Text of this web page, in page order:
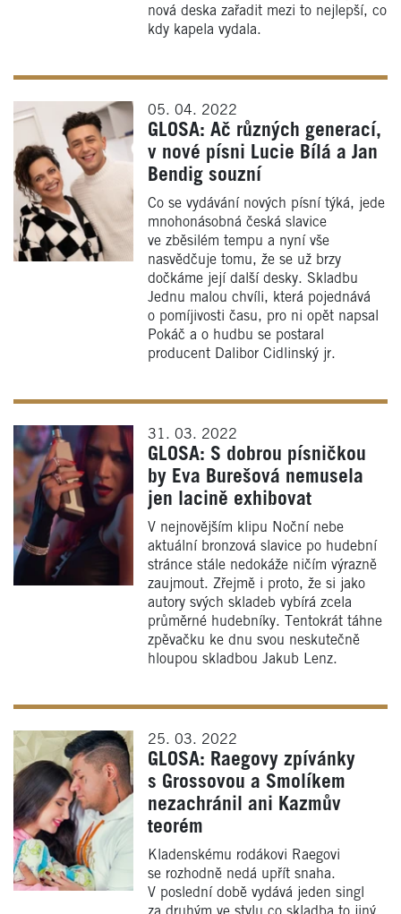
nová deska zařadit mezi to nejlepší, co
kdy kapela vydala.
05. 04. 2022
GLOSA: Ač různých generací,
v nové písni Lucie Bílá a Jan
Bendig souzní
Co se vydávání nových písní týká, jede
mnohonásobná česká slavice
ve zběsilém tempu a nyní vše
nasvědčuje tomu, že se už brzy
dočkáme její další desky. Skladbu
Jednu malou chvíli, která pojednává
o pomíjivosti času, pro ni opět napsal
Pokáč a o hudbu se postaral
producent Dalibor Cidlinský jr.
31. 03. 2022
GLOSA: S dobrou písničkou
by Eva Burešová nemusela
jen lacině exhibovat
V nejnovějším klipu Noční nebe
aktuální bronzová slavice po hudební
stránce stále nedokáže ničím výrazně
zaujmout. Zřejmě i proto, že si jako
autory svých skladeb vybírá zcela
průměrné hudebníky. Tentokrát táhne
zpěvačku ke dnu svou neskutečně
hloupou skladbou Jakub Lenz.
25. 03. 2022
GLOSA: Raegovy zpívánky
s Grossovou a Smolíkem
nezachránil ani Kazmův
teorém
Kladenskému rodákovi Raegovi
se rozhodně nedá upřít snaha.
V poslední době vydává jeden singl